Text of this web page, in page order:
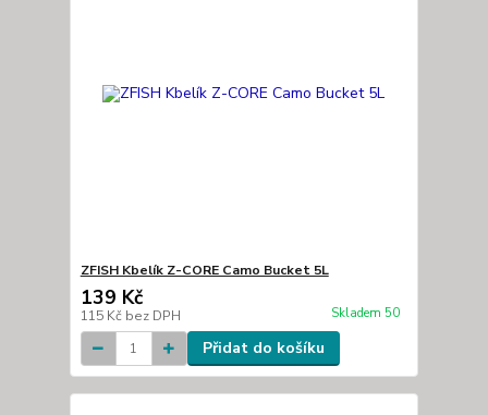
ZFISH Kbelík Z-CORE Camo Bucket 5L
139 Kč
115 Kč bez DPH Skladem 50
Přidat do košíku